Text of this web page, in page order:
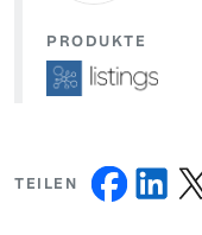
PRODUKTE
TEILEN